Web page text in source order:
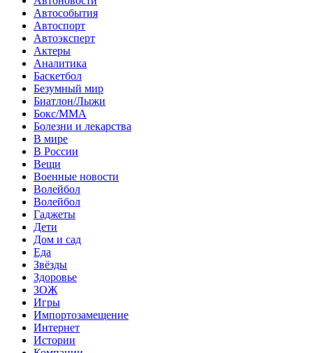
Автособытия
Автоспорт
Автоэксперт
Актеры
Аналитика
Баскетбол
Безумный мир
Биатлон/Лыжи
Бокс/MMA
Болезни и лекарства
В мире
В России
Вещи
Военные новости
Волейбол
Волейбол
Гаджеты
Дети
Дом и сад
Еда
Звёзды
Здоровье
ЗОЖ
Игры
Импортозамещение
Интернет
Истории